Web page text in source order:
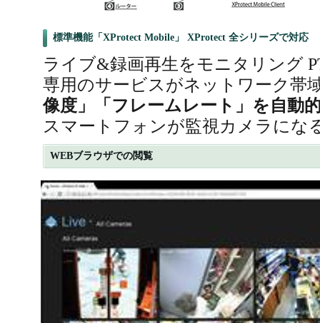
標準機能「XProtect Mobile」 XProtect 全シリーズで対応
ライブ&録画再生をモニタリング
専用のサービスがネットワーク帯
像度」「フレームレート」を自動
スマートフォンが監視カメラにな
WEBブラウザでの閲覧